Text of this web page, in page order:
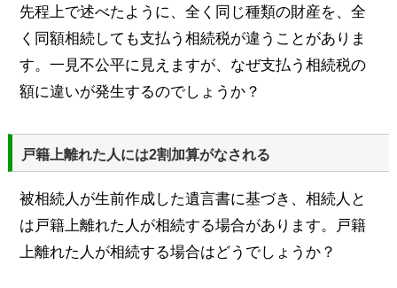
先程上で述べたように、全く同じ種類の財産を、全
く同額相続しても支払う相続税が違うことがありま
す。一見不公平に見えますが、なぜ支払う相続税の
額に違いが発生するのでしょうか？
戸籍上離れた人には2割加算がなされる
被相続人が生前作成した遺言書に基づき、相続人と
は戸籍上離れた人が相続する場合があります。戸籍
上離れた人が相続する場合はどうでしょうか？